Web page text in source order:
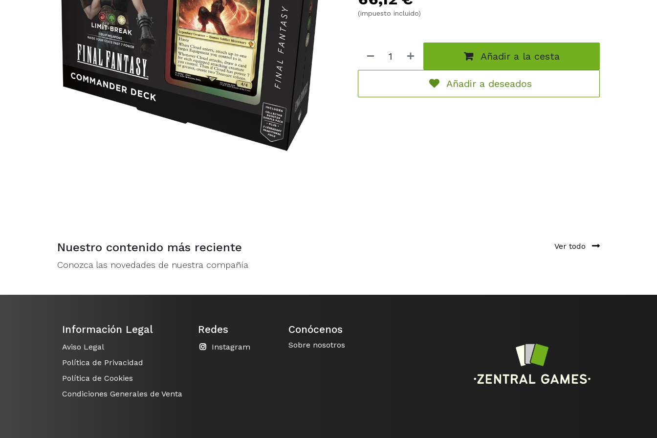
(impuesto incluido)
Añadir a la cesta
Añadir a deseados
Nuestro contenido más reciente
Conozca las novedades de nuestra compañía
Ver todo
Información Legal
Aviso Legal
Política de Privacidad
Política de Cookies
Condiciones Generales de Venta
Redes
Instagram
Conócenos
Sobre nosotros